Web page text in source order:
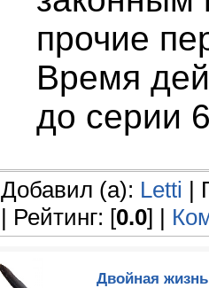
прочие
Время
до серии
Добавил (а): Letti |
| Рейтинг: [0.0] |
Двойная